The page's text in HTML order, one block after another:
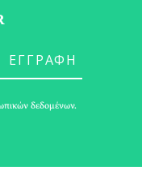
δεδομένων.